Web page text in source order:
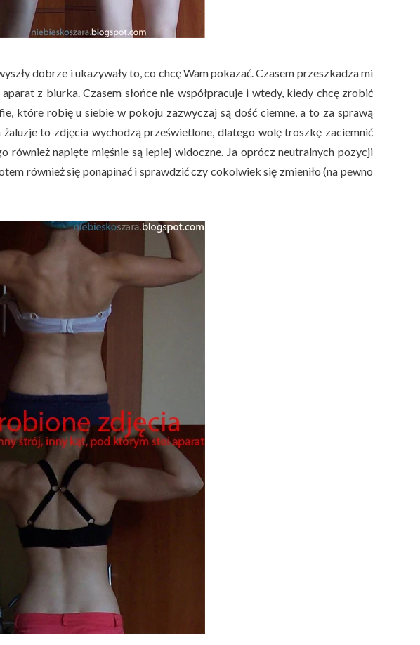
dobrze i ukazywały to, co chcę Wam pokazać. Czasem przeszkadza mi
z biurka. Czasem słońce nie współpracuje i wtedy, kiedy chcę zrobić
które robię u siebie w pokoju zazwyczaj są dość ciemne, a to za sprawą
to zdjęcia wychodzą prześwietlone, dlatego wolę troszkę zaciemnić
również napięte mięśnie są lepiej widoczne. Ja oprócz neutralnych pozycji
również się ponapinać i sprawdzić czy cokolwiek się zmieniło (na pewno